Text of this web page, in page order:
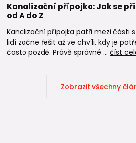
Kanalizační přípojka: Jak se
od A do Z
Kanalizační přípojka patří mezi části
lidí začne řešit až ve chvíli, kdy je
často pozdě. Právě správné ... číst
Zobrazit všechny